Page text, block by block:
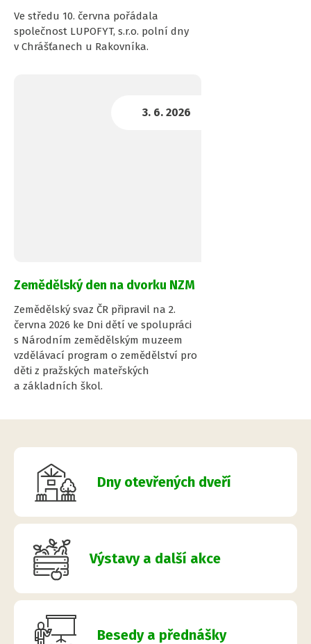
Ve středu 10. června pořádala
společnost LUPOFYT, s.r.o. polní dny
v Chrášťanech u Rakovníka.
Zemědělský den na dvorku NZM
Zemědělský svaz ČR připravil na 2.
června 2026 ke Dni dětí ve spolupráci
s Národním zemědělským muzeem
vzdělávací program o zemědělství pro
děti z pražských mateřských
a základních škol.
Dny otevřených dveří
Výstavy a další akce
Besedy a přednášky